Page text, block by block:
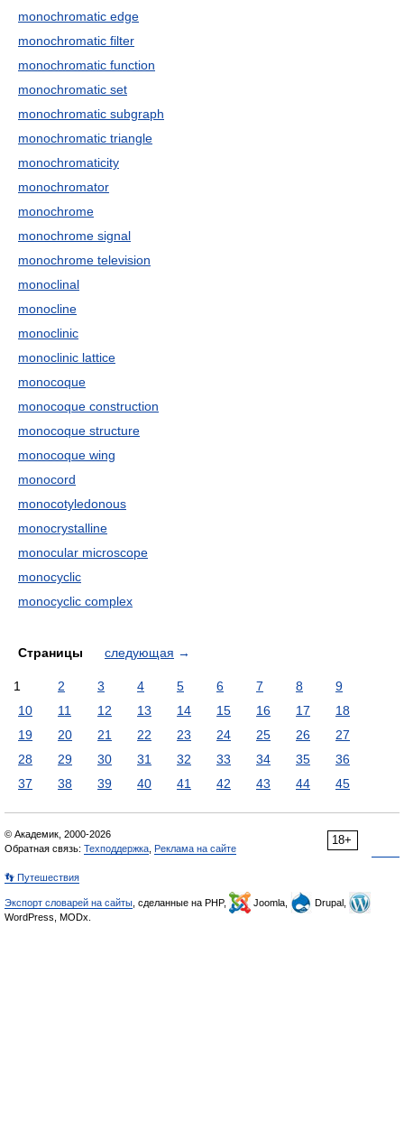
monochromatic edge
monochromatic filter
monochromatic function
monochromatic set
monochromatic subgraph
monochromatic triangle
monochromaticity
monochromator
monochrome
monochrome signal
monochrome television
monoclinal
monocline
monoclinic
monoclinic lattice
monocoque
monocoque construction
monocoque structure
monocoque wing
monocord
monocotyledonous
monocrystalline
monocular microscope
monocyclic
monocyclic complex
Страницы следующая →
1 2 3 4 5 6 7 8
9
10
11 12 13 14 15 16 17
18
19
20 21 22 23 24 25 26
27
28
29 30 31 32 33 34 35
36
37
38 39 40 41 42 43 44 45
18+
© Академик, 2000-2026
Обратная связь: Техподдержка Реклама на сайте
👣 Путешествия
Экспорт словарей на сайты , сделанные на PHP, Joomla,
Drupal,
WordPress, MODx.